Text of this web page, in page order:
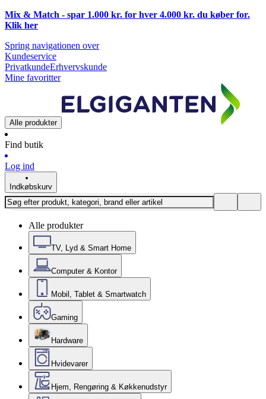
Mix & Match - spar 1.000 kr. for hver 4.000 kr. du køber for.
Klik her
Spring navigationen over
Kundeservice
PrivatkundeErhvervskunde
Mine favoritter
Alle produkter
Find butik
Log ind
Indkøbskurv
Alle produkter
TV, Lyd & Smart Home
Computer & Kontor
Mobil, Tablet & Smartwatch
Gaming
Hardware
Hvidevarer
Hjem, Rengøring & Køkkenudstyr